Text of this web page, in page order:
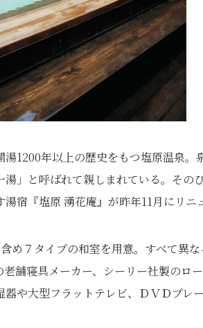
1200年以上の歴史をもつ塩原温泉。
」と呼ばれて親しまれている。その
宿『塩原 湧花庵』が昨年11月にリニ
７タイプの和室を用意。すべて異な
舗寝具メーカー、シーリー社製のロ
や大型フラットテレビ、ＤＶＤプレ